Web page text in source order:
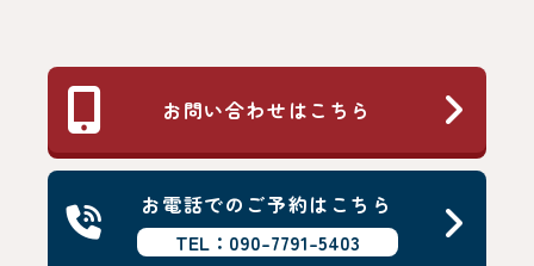
お問い合わせはこちら
お電話でのご予約はこちら
TEL：090-7791-5403